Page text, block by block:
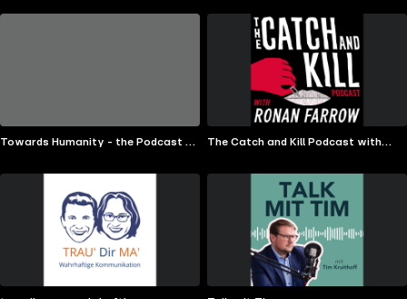
Towards Humanity - the Podcast by
The Catch and Kill Podcast with